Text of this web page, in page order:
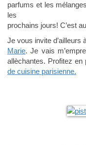
parfums et les
les
prochains jours! C’est
Je vous invite d’ailleurs
Marie. Je vais
allèchantes. Profitez en
de cuisine parisienne.